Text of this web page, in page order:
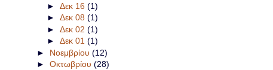
►Δεκ 16(1)
►Δεκ 08(1)
►Δεκ 02(1)
►Δεκ 01(1)
► Νοεμβρίου (12)
► Οκτωβρίου (28)